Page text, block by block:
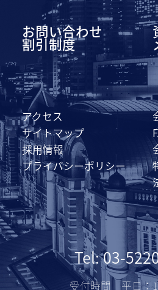
お問い合わせ
割引制度
アクセス
サイトマップ
採用情報
プライバシーポリシー
Tel: 03-
受付時間 平日：